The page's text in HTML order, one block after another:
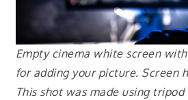
Empty cinema white screen
for adding your picture. Screen
This shot was made using